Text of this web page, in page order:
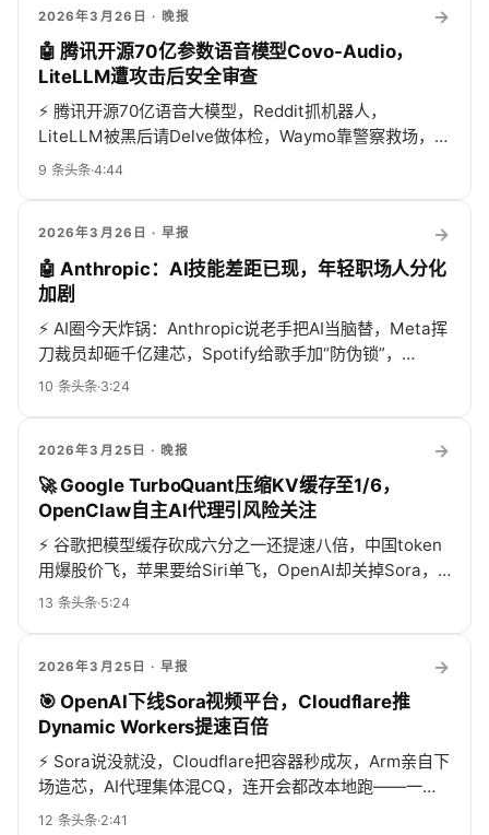
2026年3月26日 · 晚报
→
🤖 腾讯开源70亿参数语音模型Covo-Audio，
LiteLLM遭攻击后安全审查
⚡ 腾讯开源70亿语音大模型，Reddit抓机器人，
LiteLLM被黑后请Delve做体检，Waymo靠警察救场，少
年问AI买凶，开放与专有模型混战，AI狂奔也…
9 条头条·4:44
2026年3月26日 · 早报
→
🤖 Anthropic：AI技能差距已现，年轻职场人分化
加剧
⚡ AI圈今天炸锅：Anthropic说老手把AI当脑替，Meta挥
刀裁员却砸千亿建芯，Spotify给歌手加“防伪锁”，
Reddit让机器人验指纹，苹果偷师谷歌Gemini搓小模
10 条头条·3:24
2026年3月25日 · 晚报
→
🚀 Google TurboQuant压缩KV缓存至1/6，
OpenClaw自主AI代理引风险关注
⚡ 谷歌把模型缓存砍成六分之一还提速八倍，中国token
用爆股价飞，苹果要给Siri单飞，OpenAI却关掉Sora，
风投35亿扑AI，Grok裸照惹官司，13参数微调封神，金
13 条头条·5:24
2026年3月25日 · 早报
→
🎯 OpenAI下线Sora视频平台，Cloudflare推
Dynamic Workers提速百倍
⚡ Sora说没就没，Cloudflare把容器秒成灰，Arm亲自下
场造芯，AI代理集体混CQ，连开会都改本地跑——一周
AI圈比贺岁片还热闹！
12 条头条·2:41